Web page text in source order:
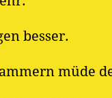
besser.
müde